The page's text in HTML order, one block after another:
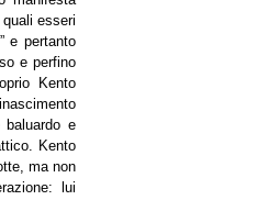
esseri
e pertanto
e perfino
Kento
baluardo e
Kento
ma non
lui